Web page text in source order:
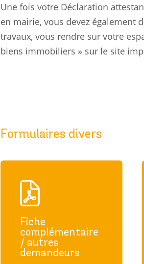
Une fois votre Déclaration
en mairie, vous devez également
travaux, vous rendre sur votre
biens immobiliers » sur le site
Formulaires divers
Fiche
complémentaire
/ autres
demandeurs